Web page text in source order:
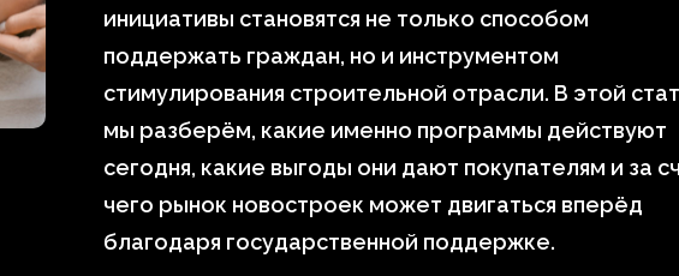
инициативы становятся не только способом
поддержать граждан, но и инструментом
стимулирования строительной отрасли. В этой
мы разберём, какие именно программы действуют
сегодня, какие выгоды они дают покупателям и за
чего рынок новостроек может двигаться вперёд
благодаря государственной поддержке.